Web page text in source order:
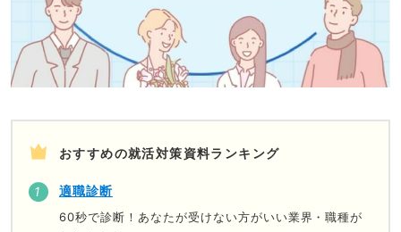
おすすめの就活対策資料ランキング
適職診断
60秒で診断！あなたが受けない方がいい業界・職種が